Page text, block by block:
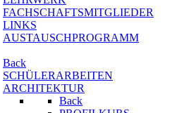
FACHSCHAFTSMITGLIEDER
LINKS
AUSTAUSCHPROGRAMM
Back
SCHÜLERARBEITEN
ARCHITEKTUR
Back